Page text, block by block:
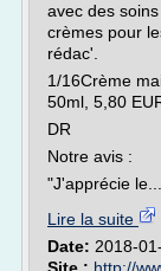
avec des
crèmes pour
rédac'.
1/16Crème
50ml, 5,80
DR
Notre avis :
"J'apprécie le...
Lire la suite
Date: 2018-